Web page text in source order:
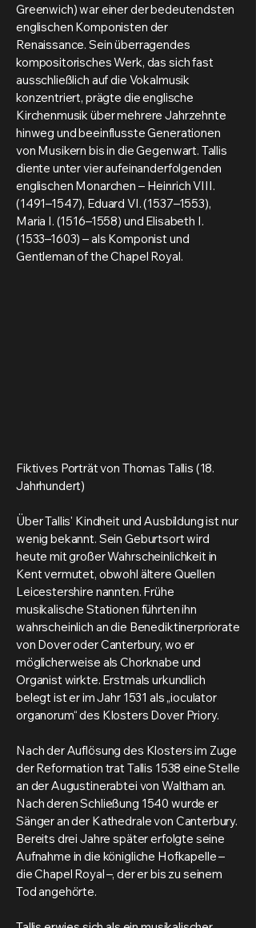
Greenwich) war einer der bedeutendsten
englischen Komponisten der
Renaissance. Sein überragendes
kompositorisches Werk, das sich fast
ausschließlich auf die Vokalmusik
konzentriert, prägte die englische
Kirchenmusik über mehrere Jahrzehnte
hinweg und beeinflusste Generationen
von Musikern bis in die Gegenwart. Tallis
diente unter vier aufeinanderfolgenden
englischen Monarchen – Heinrich VIII.
(1491–1547), Eduard VI. (1537–1553),
Maria I. (1516–1558) und Elisabeth I.
(1533–1603) – als Komponist und
Gentleman of the Chapel Royal.
Fiktives Porträt von Thomas Tallis (18.
Jahrhundert)
Über Tallis' Kindheit und Ausbildung ist nur
wenig bekannt. Sein Geburtsort wird
heute mit großer Wahrscheinlichkeit in
Kent vermutet, obwohl ältere Quellen
Leicestershire nannten. Frühe
musikalische Stationen führten ihn
wahrscheinlich an die Benediktinerpriorate
von Dover oder Canterbury, wo er
möglicherweise als Chorknabe und
Organist wirkte. Erstmals urkundlich
belegt ist er im Jahr 1531 als „ioculator
organorum“ des Klosters Dover Priory.
Nach der Auflösung des Klosters im Zuge
der Reformation trat Tallis 1538 eine Stelle
an der Augustinerabtei von Waltham an.
Nach deren Schließung 1540 wurde er
Sänger an der Kathedrale von Canterbury.
Bereits drei Jahre später erfolgte seine
Aufnahme in die königliche Hofkapelle –
die Chapel Royal –, der er bis zu seinem
Tod angehörte.